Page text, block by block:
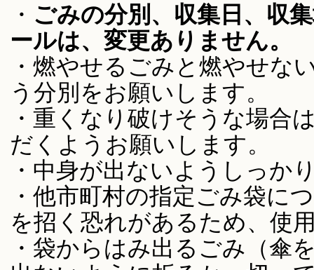
・ ごみの分別、収集日、収
ールは、変更ありません。
・燃やせるごみと燃やせな
う分別をお願いします。
・重くなり破けそうな場合
だくようお願いします。
・中身が出ないようしっか
・他市町村の指定ごみ袋に
を招く恐れがあるため、使
・袋からはみ出るごみ（傘